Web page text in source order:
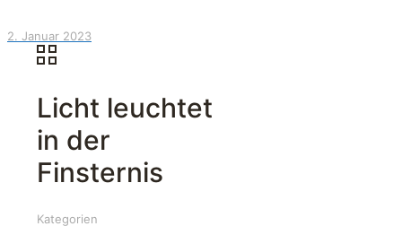
2. Januar 2023
Licht leuchtet
in der
Finsternis
Kategorien